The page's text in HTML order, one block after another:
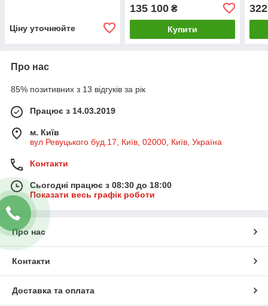
Ціну уточнюйте
КВ-80 С АВТОМАТИКОЙ И
ВЕНТИЛЯТОРОМ
135 100₴
Купити
И
Про нас
85% позитивних з 13 відгуків за рік
Працює з 14.03.2019
м. Київ
вул Ревуцького буд.17, Київ, 02000, Київ, Україна
Контакти
Сьогодні працює з 08:30 до 18:00
Показати весь графік роботи
Про нас
Контакти
Доставка та оплата